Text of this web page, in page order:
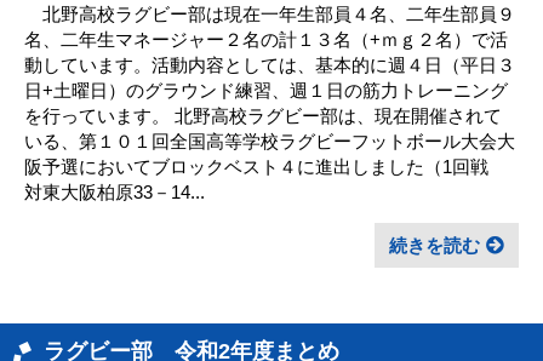
北野高校ラグビー部は現在一年生部員４名、二年生部員９
名、二年生マネージャー２名の計１３名（+ｍｇ２名）で活
動しています。活動内容としては、基本的に週４日（平日３
日+土曜日）のグラウンド練習、週１日の筋力トレーニング
を行っています。 北野高校ラグビー部は、現在開催されて
いる、第１０１回全国高等学校ラグビーフットボール大会大
阪予選においてブロックベスト４に進出しました（1回戦
対東大阪柏原33－14...
続きを読む
ラグビー部 令和2年度まとめ